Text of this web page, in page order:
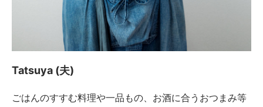
Tatsuya (夫)
ごはんのすすむ料理や一品もの、お酒に合うおつまみ等